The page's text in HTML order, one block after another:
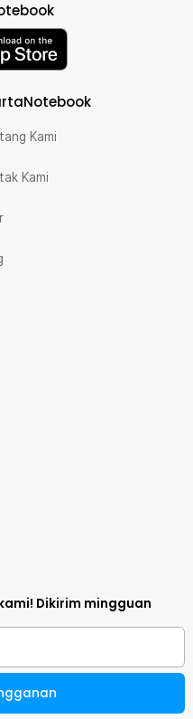
Kami
Kami
Dikirim mingguan